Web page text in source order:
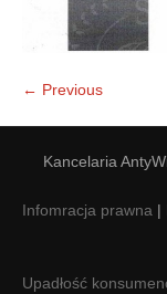
← Previous
Kancelaria
Infomracja prawna |
Upadłość